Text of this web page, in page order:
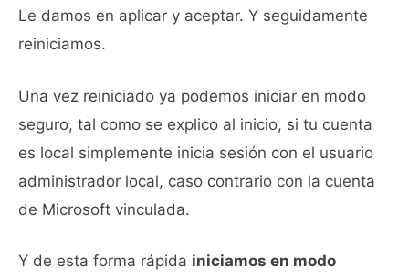
Le damos en aplicar y aceptar. Y seguidamente
reiniciamos.
Una vez reiniciado ya podemos iniciar en modo
seguro, tal como se explico al inicio, si tu cuenta
es local simplemente inicia sesión con el usuario
administrador local, caso contrario con la cuenta
de Microsoft vinculada.
Y de esta forma rápida iniciamos en modo